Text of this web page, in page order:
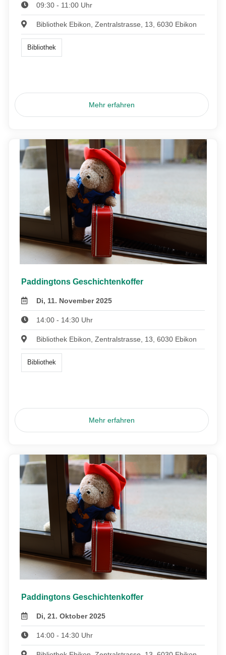
09:30 - 11:00 Uhr
Bibliothek Ebikon, Zentralstrasse, 13, 6030 Ebikon
Bibliothek
Mehr erfahren
Paddingtons Geschichtenkoffer
Di, 11. November 2025
14:00 - 14:30 Uhr
Bibliothek Ebikon, Zentralstrasse, 13, 6030 Ebikon
Bibliothek
Mehr erfahren
Paddingtons Geschichtenkoffer
Di, 21. Oktober 2025
14:00 - 14:30 Uhr